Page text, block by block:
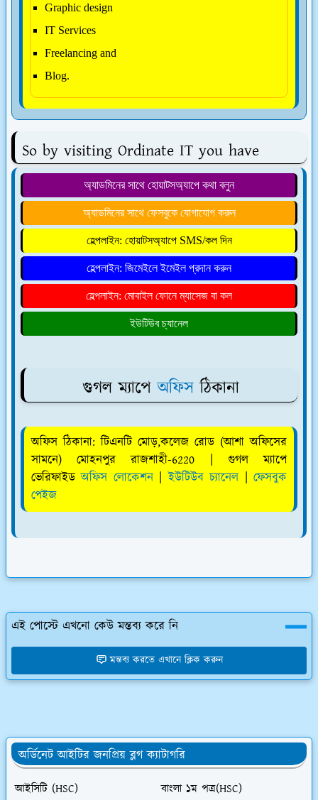
Graphic design
IT Services
Freelancing and
Blog.
So by visiting Ordinate IT you have
অ্যাডমিনের সাথে হোয়াটসঅ্যাপে কথা বলুন
অ্যাডমিনের সাথে ফেসবুকে যোগাযোগ করুন
হেল্পলাইন: হোয়াটসঅ্যাপে SMS/কল দিন
হেল্পলাইন: জিমেইলে ইমেইল প্রদান করুন
হেল্পলাইন: মোবাইল ফোনে ম্যাসেজ বা কল
ইউটিউব চ্যানেল
গুগল ম্যাপেঅফিস ঠিকানা
অফিস ঠিকানা: টিএনটি মোড়,কলেজ রোড (আশা অফিসের
সামনে) মোহনপুর রাজশাহী-6220 | গুগল ম্যাপে
ভেরিফাইডঅফিস লোকেশন|ইউটিউব চ্যানেল |ফেসবুক
পেইজ
এই পোস্টে এখনো কেউ মন্তব্য করে নি
মন্তব্য করতে এখানে ক্লিক করুন
অর্ডিনেট আইটির জনপ্রিয় ব্লগ ক্যাটাগরি
আইসিটি (HSC)
বাংলা ১ম পত্র(HSC)